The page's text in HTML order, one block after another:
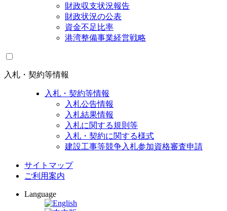
財政収支状況報告
財政状況の公表
資金不足比率
港湾整備事業経営戦略
入札・契約等情報
入札・契約等情報
入札公告情報
入札結果情報
入札に関する規則等
入札・契約に関する様式
建設工事等競争入札参加資格審査申請
サイトマップ
ご利用案内
Language